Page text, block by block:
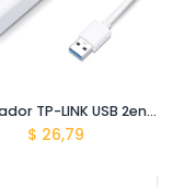
Adaptador TP-LINK USB 2en1 con Hub de 3 Puertos USB 3.0 Ethernet Gigabit UE330(UN)
$ 26,79